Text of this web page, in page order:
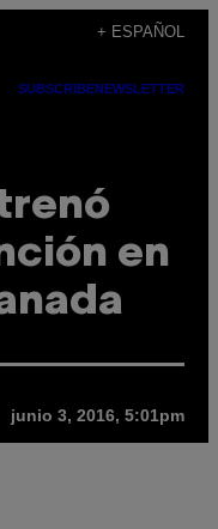
+ ESPAÑOL
SUBSCRIBENEWSLETTER
en
junio 3, 2016, 5:01pm